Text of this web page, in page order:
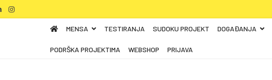
MENSA TESTIRANJA SUDOKU PROJEKT DOGAĐANJA
PODRŠKA PROJEKTIMA WEBSHOP PRIJAVA